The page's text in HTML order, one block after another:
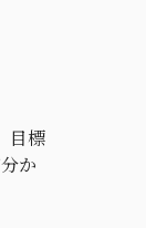
目標
か